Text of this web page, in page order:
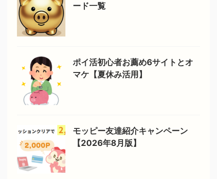
ード一覧
ポイ活初心者お薦め6サイトとオ
マケ【夏休み活用】
モッピー友達紹介キャンペーン
【2026年8月版】